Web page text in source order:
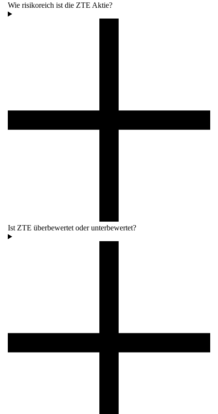
Wie risikoreich ist die ZTE Aktie?
Ist ZTE überbewertet oder unterbewertet?